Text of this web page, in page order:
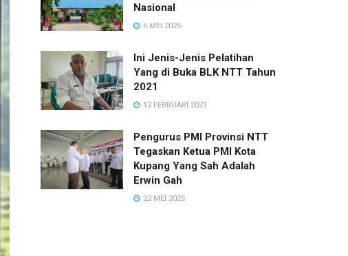
Nasional
6 MEI 2025
Ini Jenis-Jenis Pelatihan
Yang di Buka BLK NTT Tahun
2021
12 FEBRUARI 2021
Pengurus PMI Provinsi NTT
Tegaskan Ketua PMI Kota
Kupang Yang Sah Adalah
Erwin Gah
22 MEI 2025